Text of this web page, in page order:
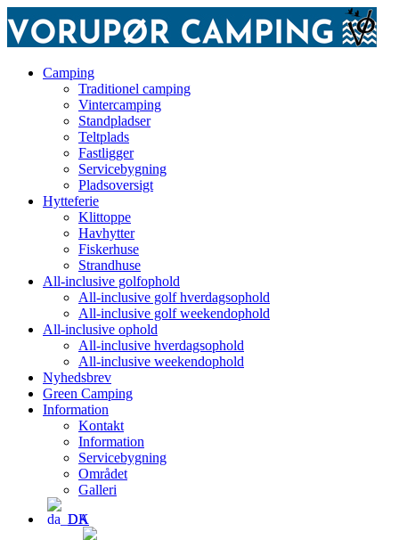
Camping
Traditionel camping
Vintercamping
Standpladser
Teltplads
Fastligger
Servicebygning
Pladsoversigt
Hytteferie
Klittoppe
Havhytter
Fiskerhuse
Strandhuse
All-inclusive golfophold
All-inclusive golf hverdagsophold
All-inclusive golf weekendophold
All-inclusive ophold
All-inclusive hverdagsophold
All-inclusive weekendophold
Nyhedsbrev
Green Camping
Information
Kontakt
Information
Servicebygning
Området
Galleri
DA